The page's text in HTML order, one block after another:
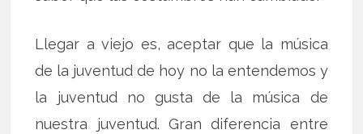
Llegar a viejo es, aceptar que la música
de la juventud de hoy no la entendemos y
la juventud no gusta de la música de
nuestra juventud. Gran diferencia entre